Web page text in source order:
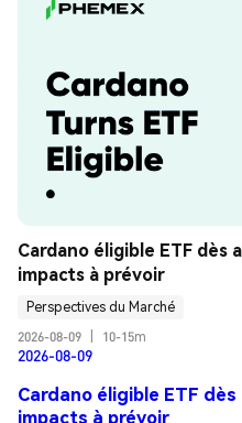
Cardano éligible ETF dès
impacts à prévoir
Perspectives du Marché
2026-08-09
10-15m
2026-08-09
Cardano éligible ETF
impacts à prévoir